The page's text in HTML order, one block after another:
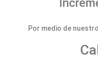
Por medio de